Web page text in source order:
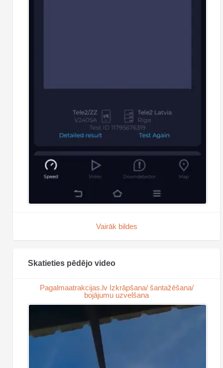
Vairāk bildes
Skatieties pēdējo video
Pagalmaatrakcijas.lv Izkrāpšana/ šantažēšana/
bojājumu uzvelšana